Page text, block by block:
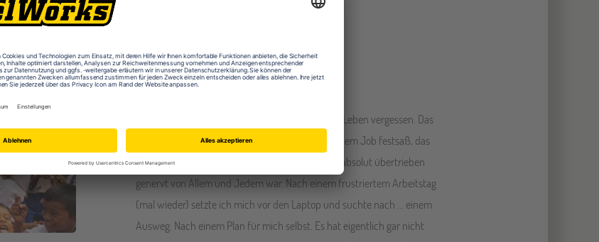
Maries Eindrücke aus Sri Lanka
Alter:k.A.
Reiseziel:Sri Lanka
Ich werde diese Erfahrung nie wieder in meinem Leben vergessen. Das
ganze begann damit, dass ich unglücklich in meinem Job festsaß, das
Telefon sturmklingelte, und ich in jeder Hinsicht, absolut übertrieben
genervt von Allem und Jedem war. Nach einem frustriertem Arbeitstag
(mal wieder) setzte ich mich vor den Laptop und suchte nach ... einem
Ausweg. Nach einem Plan für mich selbst. Es hat eigentlich gar nicht